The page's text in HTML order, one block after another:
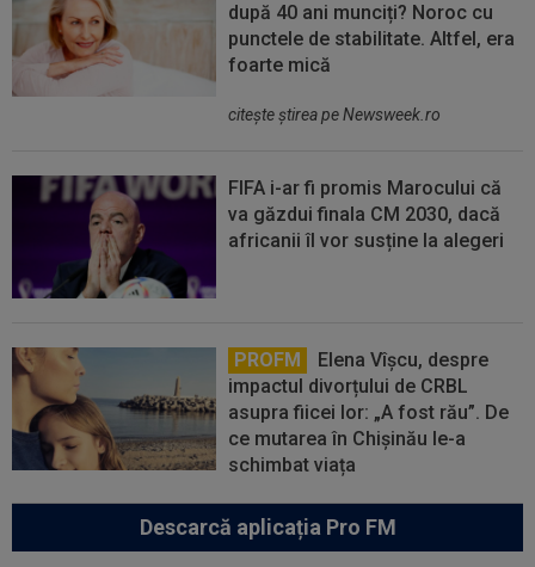
după 40 ani munciți? Noroc cu
punctele de stabilitate. Altfel, era
foarte mică
citeşte ştirea pe Newsweek.ro
FIFA i-ar fi promis Marocului că
va găzdui finala CM 2030, dacă
africanii îl vor susține la alegeri
PROFM
Elena Vîșcu, despre
impactul divorțului de CRBL
asupra fiicei lor: „A fost rău”. De
ce mutarea în Chișinău le-a
schimbat viața
Descarcă aplicația Pro FM